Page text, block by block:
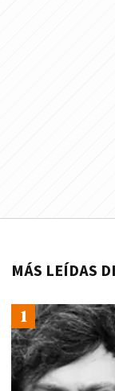
MÁS LEÍDAS